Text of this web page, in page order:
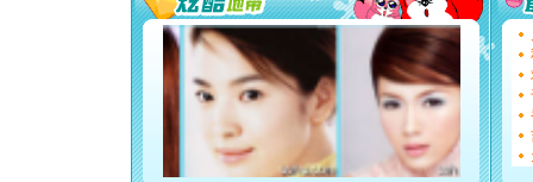
[圣诞节]
能正大
都要快乐
[圣诞节]
如意,快
[元旦]
看
断电。
你是我
[元旦]